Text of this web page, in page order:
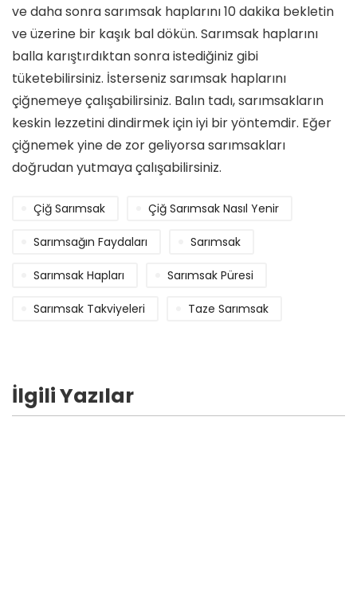
ve daha sonra sarımsak haplarını 10 dakika bekletin
ve üzerine bir kaşık bal dökün. Sarımsak haplarını
balla karıştırdıktan sonra istediğiniz gibi
tüketebilirsiniz. İsterseniz sarımsak haplarını
çiğnemeye çalışabilirsiniz. Balın tadı, sarımsakların
keskin lezzetini dindirmek için iyi bir yöntemdir. Eğer
çiğnemek yine de zor geliyorsa sarımsakları
doğrudan yutmaya çalışabilirsiniz.
Çiğ Sarımsak Çiğ Sarımsak Nasıl Yenir
Sarımsağın Faydaları Sarımsak
Sarımsak Hapları Sarımsak Püresi
Sarımsak Takviyeleri Taze Sarımsak
İlgili Yazılar